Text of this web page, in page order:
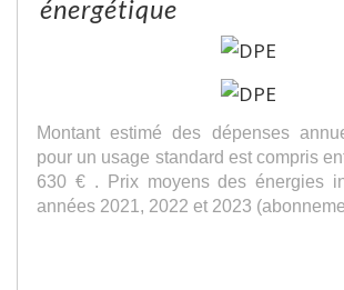
énergétique
Montant estimé des dépenses
pour un usage standard est compris
630 € . Prix moyens des énergies
années 2021, 2022 et 2023